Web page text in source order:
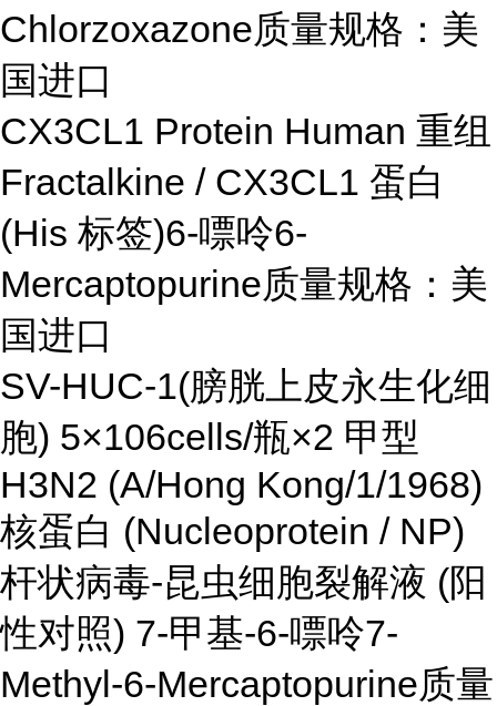
Chlorzoxazone质量规格：美
国进口
CX3CL1 Protein Human 重组
Fractalkine / CX3CL1 蛋白
(His 标签)6-嘌呤6-
Mercaptopurine质量规格：美
国进口
SV-HUC-1(膀胱上皮永生化细
胞) 5×106cells/瓶×2 甲型
H3N2 (A/Hong Kong/1/1968)
核蛋白 (Nucleoprotein / NP)
杆状病毒-昆虫细胞裂解液 (阳
性对照) 7-甲基-6-嘌呤7-
Methyl-6-Mercaptopurine质量